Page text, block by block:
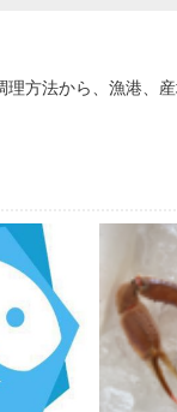
理方法から、漁港、